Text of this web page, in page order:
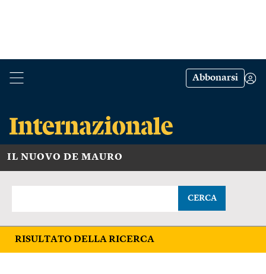
Abbonarsi
IL NUOVO DE MAURO
CERCA
RISULTATO DELLA RICERCA